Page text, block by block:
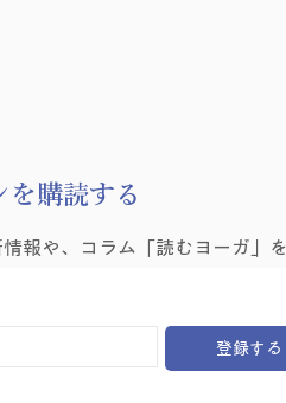
を購読する
報や、コラム「読むヨーガ」
登録する